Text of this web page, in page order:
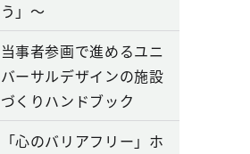
う」～
当事者参画で進めるユニ
バーサルデザインの施設
づくりハンドブック
「心のバリアフリー」ホ